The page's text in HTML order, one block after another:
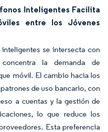
Inteligentes Facilita
entre los Jóvenes
se intersecta con
la demanda de
móvil. El cambio hacia los
de uso bancario, con
a cuentas y la gestión de
lo que reduce los
Esta preferencia